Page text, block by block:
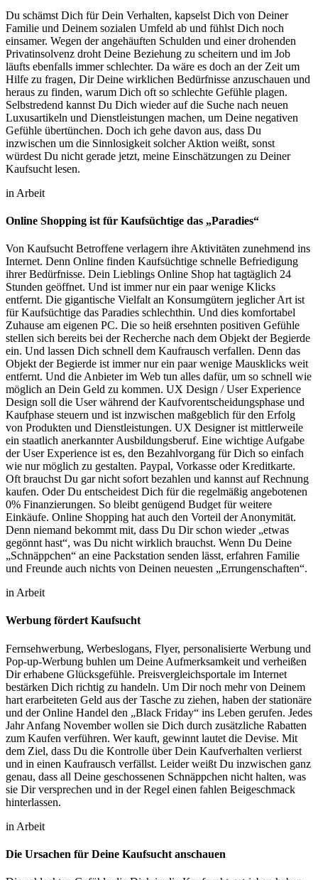
Du schämst Dich für Dein Verhalten, kapselst Dich von Deiner
Familie und Deinem sozialen Umfeld ab und fühlst Dich noch
einsamer. Wegen der angehäuften Schulden und einer drohenden
Privatinsolvenz droht Deine Beziehung zu scheitern und im Job
läufts ebenfalls immer schlechter. Da wäre es doch an der Zeit um
Hilfe zu fragen, Dir Deine wirklichen Bedürfnisse anzuschauen und
heraus zu finden, warum Dich oft so schlechte Gefühle plagen.
Selbstredend kannst Du Dich wieder auf die Suche nach neuen
Luxusartikeln und Dienstleistungen machen, um Deine negativen
Gefühle übertünchen. Doch ich gehe davon aus, dass Du
inzwischen um die Sinnlosigkeit solcher Aktion weißt, sonst
würdest Du nicht gerade jetzt, meine Einschätzungen zu Deiner
Kaufsucht lesen.
in Arbeit
Online Shopping ist für Kaufsüchtige das „Paradies“
Von Kaufsucht Betroffene verlagern ihre Aktivitäten zunehmend ins
Internet. Denn Online finden Kaufsüchtige schnelle Befriedigung
ihrer Bedürfnisse. Dein Lieblings Online Shop hat tagtäglich 24
Stunden geöffnet. Und ist immer nur ein paar wenige Klicks
entfernt. Die gigantische Vielfalt an Konsumgütern jeglicher Art ist
für Kaufsüchtige das Paradies schlechthin. Und dies komfortabel
Zuhause am eigenen PC. Die so heiß ersehnten positiven Gefühle
stellen sich bereits bei der Recherche nach dem Objekt der Begierde
ein. Und lassen Dich schnell dem Kaufrausch verfallen. Denn das
Objekt der Begierde ist immer nur ein paar wenige Mausklicks weit
entfernt. Und die Anbieter im Web tun alles dafür, um so schnell wie
möglich an Dein Geld zu kommen. UX Design / User Experience
Design soll die User während der Kaufvorentscheidungsphase und
Kaufphase steuern und ist inzwischen maßgeblich für den Erfolg
von Produkten und Dienstleistungen. UX Designer ist mittlerweile
ein staatlich anerkannter Ausbildungsberuf. Eine wichtige Aufgabe
der User Experience ist es, den Bezahlvorgang für Dich so einfach
wie nur möglich zu gestalten. Paypal, Vorkasse oder Kreditkarte.
Oft brauchst Du gar nicht sofort bezahlen und kannst auf Rechnung
kaufen. Oder Du entscheidest Dich für die regelmäßig angebotenen
0% Finanzierungen. So bleibt genügend Budget für weitere
Einkäufe. Online Shopping hat auch den Vorteil der Anonymität.
Denn niemand bekommt mit, dass Du Dir schon wieder „etwas
gegönnt hast“, was Du nicht wirklich brauchst. Wenn Du Deine
„Schnäppchen“ an eine Packstation senden lässt, erfahren Familie
und Freunde auch nichts von Deinen neuesten „Errungenschaften“.
in Arbeit
Werbung fördert Kaufsucht
Fernsehwerbung, Werbeslogans, Flyer, personalisierte Werbung und
Pop-up-Werbung buhlen um Deine Aufmerksamkeit und verheißen
Dir erhabene Glücksgefühle. Preisvergleichsportale im Internet
bestärken Dich richtig zu handeln. Um Dir noch mehr von Deinem
hart erarbeiteten Geld aus der Tasche zu ziehen, haben der stationäre
und der Online Handel den „Black Friday“ ins Leben gerufen. Jedes
Jahr Anfang November wollen sie Dich durch zusätzliche Rabatten
zum Kaufen verführen. Wer kauft, gewinnt lautet die Devise. Mit
dem Ziel, dass Du die Kontrolle über Dein Kaufverhalten verlierst
und in einen Kaufrausch verfällst. Leider weißt Du inzwischen ganz
genau, dass all Deine geschossenen Schnäppchen nicht halten, was
sie Dir versprechen und in der Regel einen fahlen Beigeschmack
hinterlassen.
in Arbeit
Die Ursachen für Deine Kaufsucht anschauen